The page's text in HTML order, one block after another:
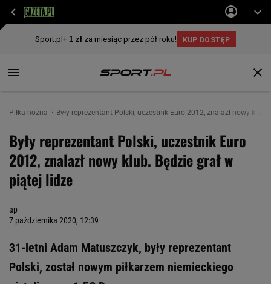
Piłka nożna Były reprezentant Polski, uczestnik Euro 2012, znalazł nowy klub.
Były reprezentant Polski, uczestnik Euro
2012, znalazł nowy klub. Będzie grał w
piątej lidze
ap
7 października 2020, 12:39
31-letni Adam Matuszczyk, były reprezentant
Polski, został nowym piłkarzem niemieckiego